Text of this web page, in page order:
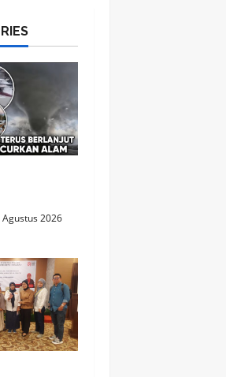
Agustus 2026